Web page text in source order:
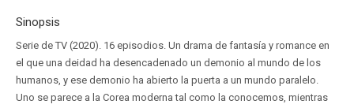
Sinopsis
Serie de TV (2020). 16 episodios. Un drama de fantasía y romance en
el que una deidad ha desencadenado un demonio al mundo de los
humanos, y ese demonio ha abierto la puerta a un mundo paralelo.
Uno se parece a la Corea moderna tal como la conocemos, mientras